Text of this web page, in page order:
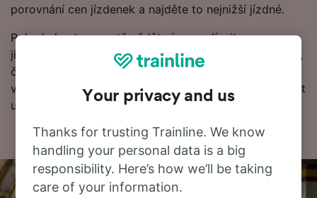
porovnání cen jízdenek a najděte to nejnižší jízdné.
Pokud chcete o cestě vědět více, podívejte se na
jízdní řády, tipy, jak rezervovat levné vlakové jízdenky,
často kladené otázky a první a poslední odjezdy
vlaků). Chcete přejít přímo k rezervaci? Začněte hledat
u nás ještě dnes.
Your privacy and us
Thanks for trusting Trainline. We know
handling your personal data is a big
responsibility. Here’s how we’ll be taking
care of your information.